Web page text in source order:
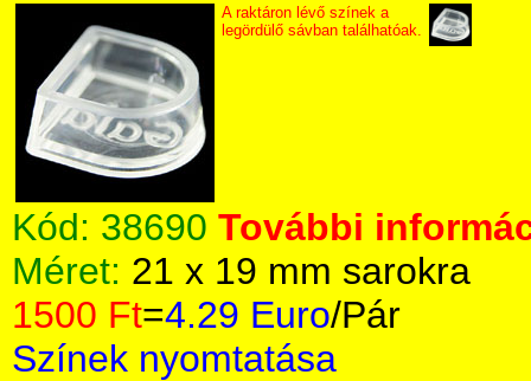
A raktáron lévő színek a
legördülő sávban találhatóak.
Kód: 38690 További
Méret: 21 x 19 mm sarokra
1500 Ft=4.29 Euro/Pár
Színek nyomtatása